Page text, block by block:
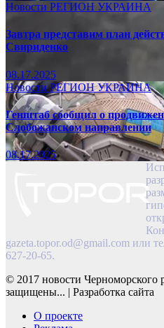
Новости РЕГИОН УКРАИНА
Завтра представим план
Свириденко
08.17.2025
НовостиРЕГИОНУКРАИНА
Генштаб сообщил о
Слобожанском направлении
08.17.2025
gazeta.topor.od@gmail.com или
627-20-65.
© 2017 новости Черноморского
защищены... | Разработка сайта
О проекте